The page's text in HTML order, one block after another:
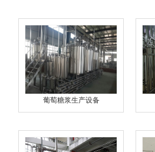
葡萄糖浆生产设备